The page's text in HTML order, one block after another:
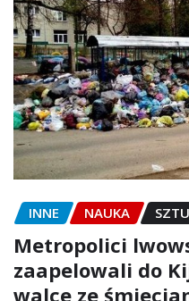
INNE NAUKA
Metropolici
zaapelowali do
walce ze